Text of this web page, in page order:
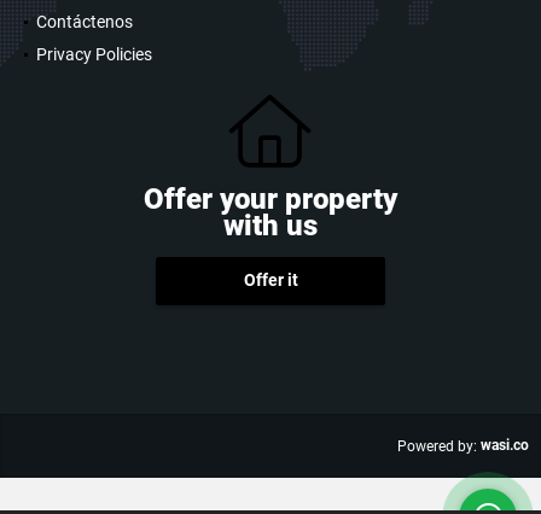
Contáctenos
Privacy Policies
Offer your property
with us
Offer it
Powered by: wasi.co